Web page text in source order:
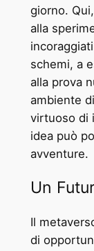
giorno.
alla
schemi, a
alla prova
ambiente
virtuoso di
idea può
avventure.
Un
Il
di